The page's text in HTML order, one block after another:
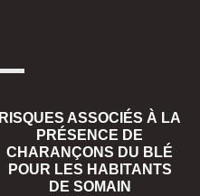
RISQUES ASSOCIÉS À LA
PRÉSENCE DE
CHARANÇONS DU BLÉ
POUR LES HABITANTS
DE SOMAIN